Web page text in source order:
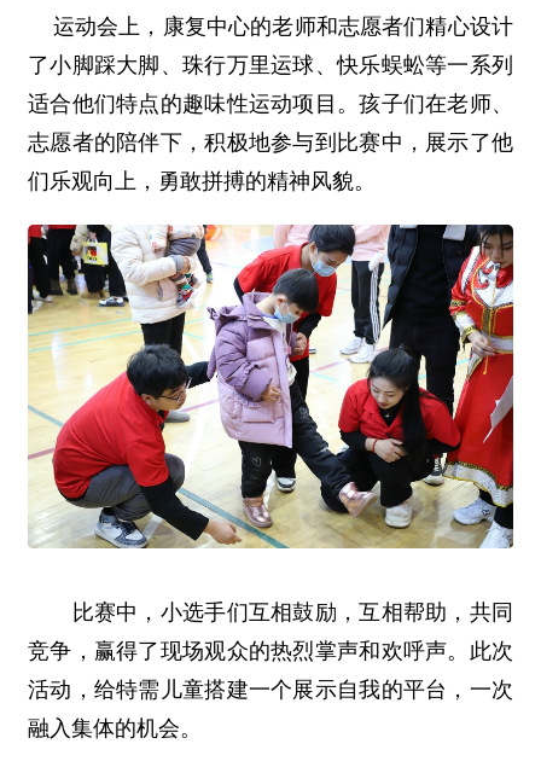
运动会上，康复中心的老师和志愿者们精心设计
了小脚踩大脚、珠行万里运球、快乐蜈蚣等一系列
适合他们特点的趣味性运动项目。孩子们在老师、
志愿者的陪伴下，积极地参与到比赛中，展示了他
们乐观向上，勇敢拼搏的精神风貌。
比赛中，小选手们互相鼓励，互相帮助，共同
竞争，赢得了现场观众的热烈掌声和欢呼声。此次
活动，给特需儿童搭建一个展示自我的平台，一次
融入集体的机会。